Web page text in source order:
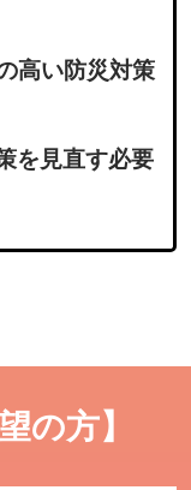
高い防災対策
を見直す必要
の方】